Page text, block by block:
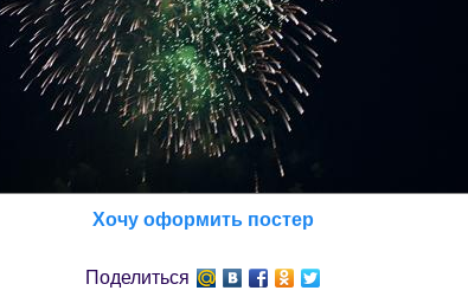
Хочу оформить постер
Поделиться